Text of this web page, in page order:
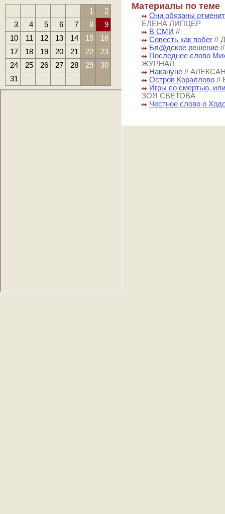
1
2
3
4 5 6 7 8
9
10
11 12 13 14 15
16
17
18 19 20 21 22
23
24
25 26 27 28 29
30
31
Материалы по теме
Они обязаны
ЕЛЕНА ЛИПЦЕР
В СМИ //
Совесть как побег //
Бл@дское решение
Последнее слово
ЖУРНАЛ
Накануне //
Остров Кораллово //
Игры со смертью,
ЗОЯ СВЕТОВА
Честное слово о